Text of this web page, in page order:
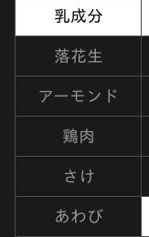
乳成分
落花生
アーモンド
鶏肉
さけ
あわび